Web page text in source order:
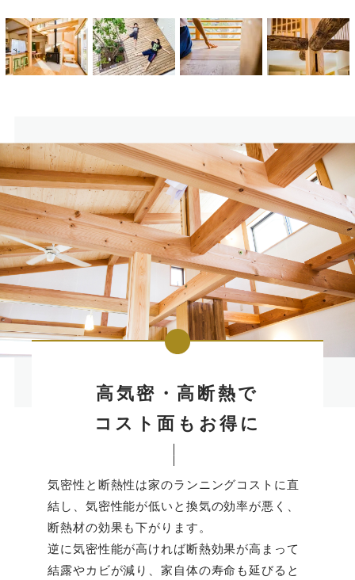
高気密・高断熱で
コスト面もお得に
気密性と断熱性は家のランニングコストに直
結し、気密性能が低いと換気の効率が悪く、
断熱材の効果も下がります。
逆に気密性能が高ければ断熱効果が高まって
結露やカビが減り、家自体の寿命も延びると